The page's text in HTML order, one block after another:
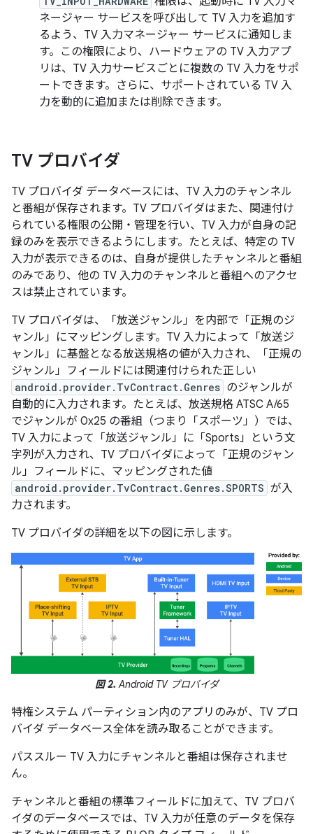
ネージャー サービスを呼び出して TV 入力を追加す
るよう、TV 入力マネージャー サービスに通知しま
す。この権限により、ハードウェアの TV 入力アプ
リは、TV 入力サービスごとに複数の TV 入力をサポ
ートできます。さらに、サポートされている TV 入
力を動的に追加または削除できます。
TV プロバイダ
TV プロバイダ データベースには、TV 入力のチャンネル
と番組が保存されます。TV プロバイダはまた、関連付け
られている権限の公開・管理を行い、TV 入力が自身の記
録のみを表示できるようにします。たとえば、特定の TV
入力が表示できるのは、自身が提供したチャンネルと番組
のみであり、他の TV 入力のチャンネルと番組へのアクセ
スは禁止されています。
TV プロバイダは、「放送ジャンル」を内部で「正規のジ
ャンル」にマッピングします。TV 入力によって「放送ジ
ャンル」に基盤となる放送規格の値が入力され、「正規の
ジャンル」フィールドには関連付けられた正しい
android.provider.TvContract.Genres のジャンルが
自動的に入力されます。たとえば、放送規格 ATSC A/65
でジャンルが 0x25 の番組（つまり「スポーツ」）では、
TV 入力によって「放送ジャンル」に「Sports」という文
字列が入力され、TV プロバイダによって「正規のジャン
ル」フィールドに、マッピングされた値
android.provider.TvContract.Genres.SPORTS が入
力されます。
TV プロバイダの詳細を以下の図に示します。
図 2. Android TV プロバイダ
特権システム パーティション内のアプリのみが、TV プロ
バイダ データベース全体を読み取ることができます。
パススルー TV 入力にチャンネルと番組は保存されませ
ん。
チャンネルと番組の標準フィールドに加えて、TV プロバ
イダのデータベースでは、TV 入力が任意のデータを保存